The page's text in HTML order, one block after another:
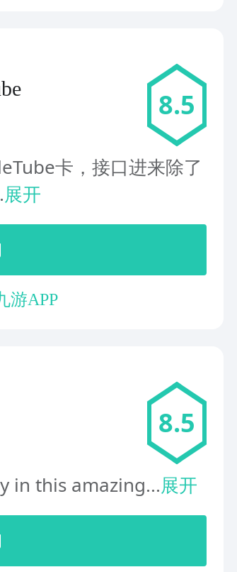
8.5
卡，接口进来除了
展开
游APP
8.5
in this amazing...展开